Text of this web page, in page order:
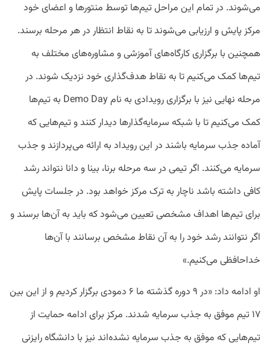
می‌شوند. در تمام این مراحل تیم‌ها توسط منتور‌ها و اعضای خود
مرکز پایش و ارزیابی می‌شوند تا به نقاط انتظار در هر مرحله برسند.
همچنین با برگزاری کارگاه‌های آموزشی و مشاوره‌های مختلف به
تیم‌ها کمک می‌کنیم تا به نقاط هدف‌گذاری خود نزدیک شوند. در
مرحله نهایی نیز با برگزاری رویدادی به نام Demo Day به تیم‌ها
کمک می‌کنیم تا با شبکه سرمایه‌گذار‌ها دیدار کنند و تیم‌هایی که
آماده جذب سرمایه باشند در این رویداد به ارائه می‌پردازند و جذب
سرمایه می‌کنند. اگر تیمی در سه مرحله برنا، بینا و دانا نتواند رشد
کافی داشته باشد ناچار به ترک مرکز خواهد بود. در جلسات پایش
برای تیم‌ها اهداف مشخصی تعیین می‌شود که باید به آن‌ها برسند و
اگر نتوانند رشد خود را به آن نقاط مشخص برسانند با آن‌ها
خداحافظی می‌کنیم.»
او ادامه داد: «در ۹ دوره گذشته ما ۶ دمودی برگزار کردیم و از این بین
۱۷ تیم موفق به جذب سرمایه شدند. مرکز برای ادامه حمایت از
تیم‌هایی که موفق به جذب سرمایه نشده‌اند نیز با دانشگاه رایزنی